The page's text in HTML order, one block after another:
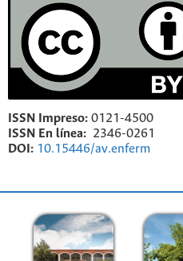
ISSN Impreso: 0121-4500
ISSN En línea: 2346-0261
DOI: 10.15446/av.enferm